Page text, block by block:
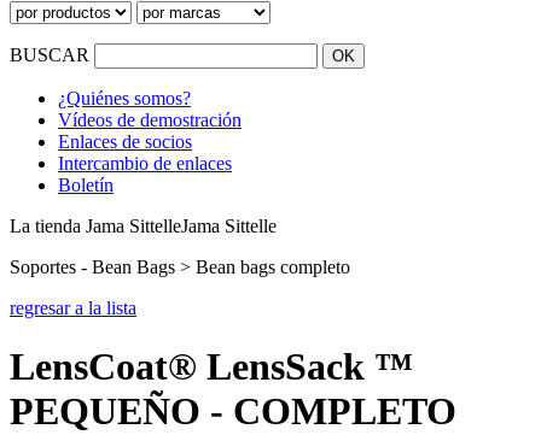
BUSCAR
¿Quiénes somos?
Vídeos de demostración
Enlaces de socios
Intercambio de enlaces
Boletín
La tienda Jama SittelleJama Sittelle
Soportes - Bean Bags > Bean bags completo
regresar a la lista
LensCoat® LensSack ™
PEQUEÑO - COMPLETO